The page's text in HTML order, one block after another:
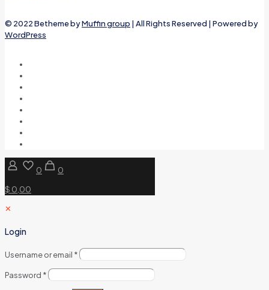
© 2022 Betheme byMuffin group | All Rights Reserved | Powered by
WordPress
0
0
$ 0,00
✕
Login
Username or email *
Password *